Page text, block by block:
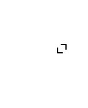
чайным
случится